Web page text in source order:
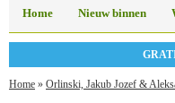
Home Nieuw binnen
Home » Orlinski, Jakub Jozef &